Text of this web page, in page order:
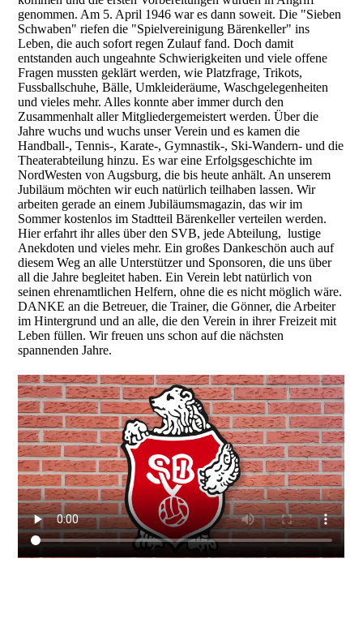
genommen. Am 5. April 1946 war es dann soweit. Die "Sieben
Schwaben" riefen die "Spielvereinigung Bärenkeller" ins
Leben, die auch sofort regen Zulauf fand. Doch damit
entstanden auch ungeahnte Schwierigkeiten und viele offene
Fragen mussten geklärt werden, wie Platzfrage, Trikots,
Fussballschuhe, Bälle, Umkleideräume, Waschgelegenheiten
und vieles mehr. Alles konnte aber immer durch den
Zusammenhalt aller Mitgliedergemeistert werden. Über die
Jahre wuchs und wuchs unser Verein und es kamen die
Handball-, Tennis-, Karate-, Gymnastik-, Ski-Wandern- und die
Theaterabteilung hinzu. Es war eine Erfolgsgeschichte im
NordWesten von Augsburg, die bis heute anhält. An unserem
Jubiläum möchten wir euch natürlich teilhaben lassen. Wir
arbeiten gerade an einem Jubiläumsmagazin, das wir im
Sommer kostenlos im Stadtteil Bärenkeller verteilen werden.
Hier erfahrt ihr alles über den SVB, jede Abteilung, lustige
Anekdoten und vieles mehr. Ein großes Dankeschön auch auf
diesem Weg an alle Unterstützer und Sponsoren, die uns über
all die Jahre begleitet haben. Ein Verein lebt natürlich von
seinen ehrenamtlichen Helfern, ohne die es nicht möglich wäre.
DANKE an die Betreuer, die Trainer, die Gönner, die Arbeiter
im Hintergrund und an alle, die den Verein in ihrer Freizeit mit
Leben füllen. Wir freuen uns schon auf die nächsten
spannenden Jahre.